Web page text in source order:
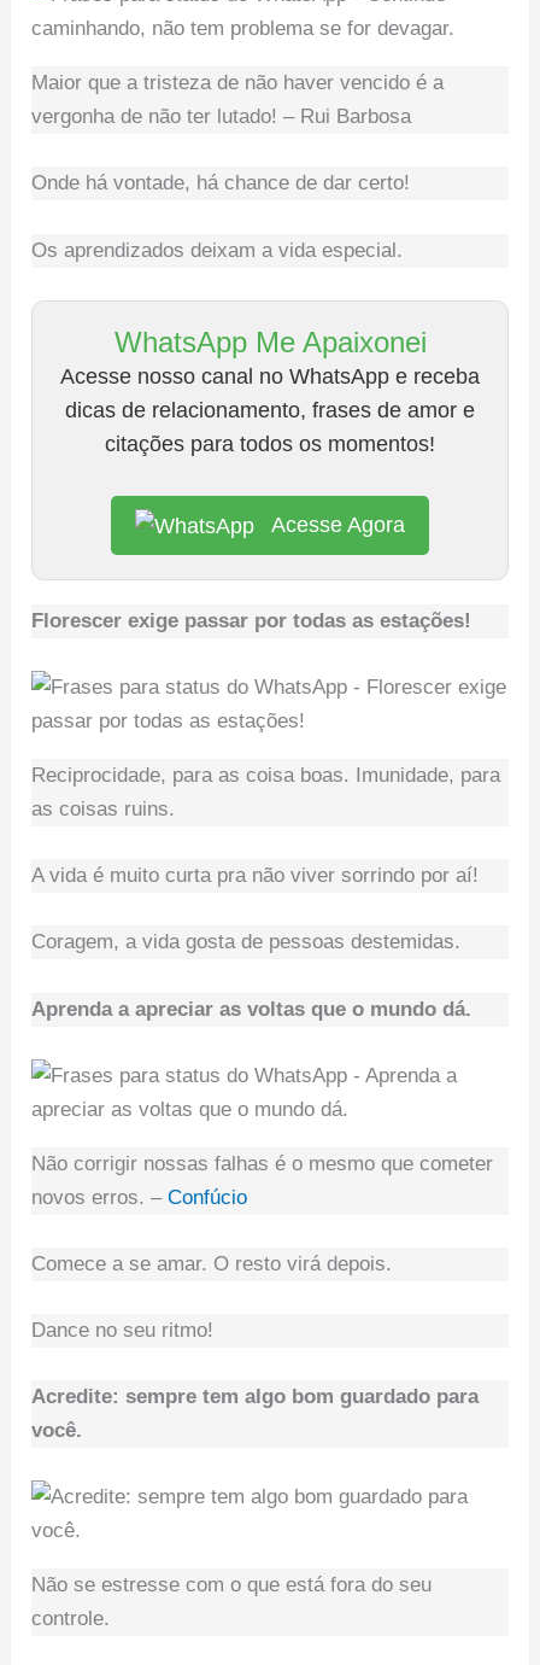
Maior que a tristeza de não haver vencido é a
vergonha de não ter lutado! – Rui Barbosa
Onde há vontade, há chance de dar certo!
Os aprendizados deixam a vida especial.
WhatsApp Me Apaixonei
Acesse nosso canal no WhatsApp e receba
dicas de relacionamento, frases de amor e
citações para todos os momentos!
Acesse Agora
Florescer exige passar por todas as estações!
Reciprocidade, para as coisa boas. Imunidade, para
as coisas ruins.
A vida é muito curta pra não viver sorrindo por aí!
Coragem, a vida gosta de pessoas destemidas.
Aprenda a apreciar as voltas que o mundo dá.
Não corrigir nossas falhas é o mesmo que cometer
novos erros. –Confúcio
Comece a se amar. O resto virá depois.
Dance no seu ritmo!
Acredite: sempre tem algo bom guardado para
você.
Não se estresse com o que está fora do seu
controle.